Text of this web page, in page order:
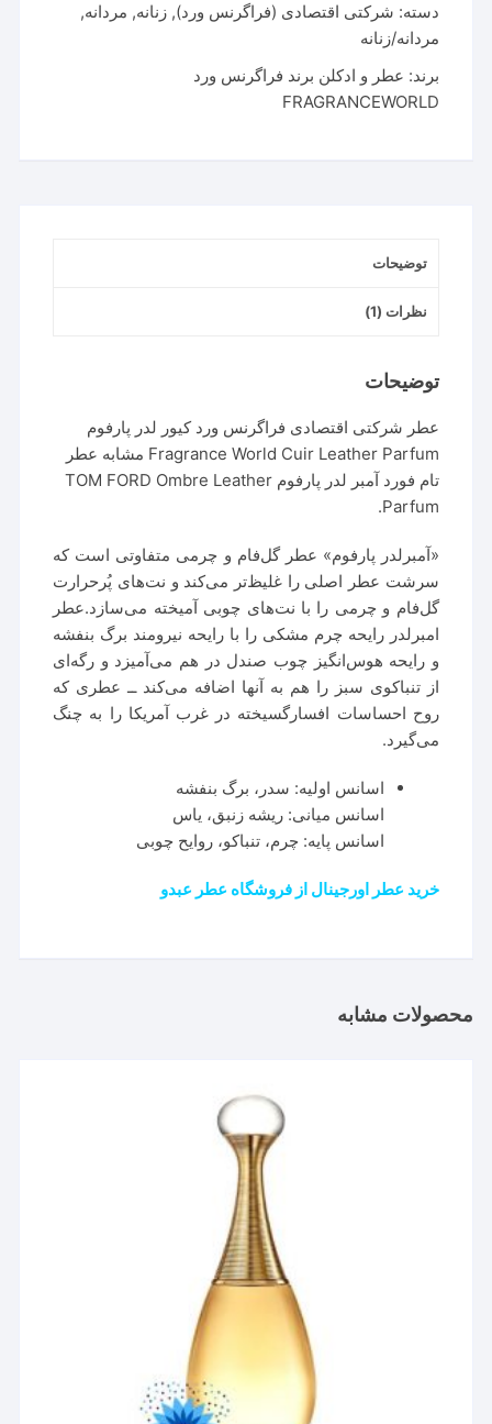
دسته: شرکتی اقتصادی (فراگرنس ورد),زنانه, مردانه,
مردانه/زنانه
برند: عطر و ادکلن برند فراگرنس ورد
FRAGRANCEWORLD
توضیحات
نظرات (1)
توضیحات
عطر شرکتی اقتصادی فراگرنس ورد کیور لدر پارفوم
Fragrance World Cuir Leather Parfum مشابه عطر
تام فورد آمبر لدر پارفوم TOM FORD Ombre Leather
Parfum.
«آمبرلدر پارفوم» عطر گل‌فام و چرمی متفاوتی است که
سرشت عطر اصلی را غلیظ‌تر می‌کند و نت‌های پُرحرارت
گل‌فام و چرمی را با نت‌های چوبی آمیخته می‌سازد.عطر
امبرلدر رایحه چرم مشکی را با رایحه نیرومند برگ بنفشه
و رایحه هوس‌انگیز چوب صندل در هم می‌آمیزد و رگه‌ای
از تنباکوی سبز را هم به آنها اضافه می‌کند ــ‌ عطری که
روح احساسات افسارگسیخته در غرب آمریکا را به چنگ
می‌گیرد.
اسانس اولیه: سدر، برگ بنفشه
اسانس میانی: ریشه زنبق، یاس
اسانس پایه: چرم، تنباکو، روایح چوبی
خرید عطر اورجینال از فروشگاه عطر عبدو
محصولات مشابه